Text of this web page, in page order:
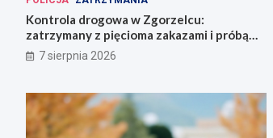
Kontrola drogowa w Zgorzelcu:
zatrzymany z pięcioma zakazami i próbą
ucieczki
7 sierpnia 2026